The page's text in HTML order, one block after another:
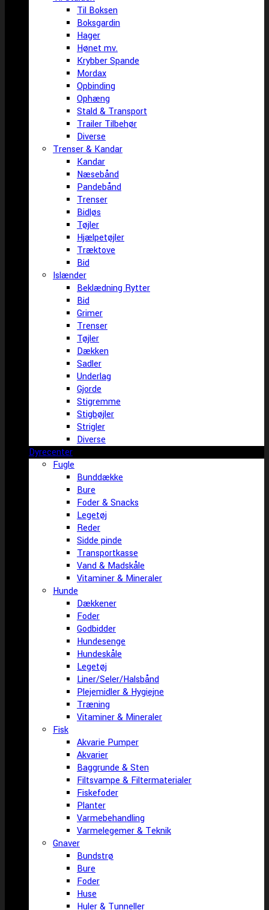
Til Boksen
Boksgardin
Hager
Hønet mv.
Krybber Spande
Mordax
Opbinding
Ophæng
Stald & Transport
Trailer Tilbehør
Diverse
Trenser & Kandar
Kandar
Næsebånd
Pandebånd
Trenser
Bidløs
Tøjler
Hjælpetøjler
Træktove
Bid
Islænder
Beklædning Rytter
Bid
Grimer
Trenser
Tøjler
Dækken
Sadler
Underlag
Gjorde
Stigremme
Stigbøjler
Strigler
Diverse
Dyrecenter
Fugle
Bunddække
Bure
Foder & Snacks
Legetøj
Reder
Sidde pinde
Transportkasse
Vand & Madskåle
Vitaminer & Mineraler
Hunde
Dækkener
Foder
Godbidder
Hundesenge
Hundeskåle
Legetøj
Liner/Seler/Halsbånd
Plejemidler & Hygiejne
Træning
Vitaminer & Mineraler
Fisk
Akvarie Pumper
Akvarier
Baggrunde & Sten
Filtsvampe & Filtermaterialer
Fiskefoder
Planter
Varmebehandling
Varmelegemer & Teknik
Gnaver
Bundstrø
Bure
Foder
Huse
Huler & Tunneller